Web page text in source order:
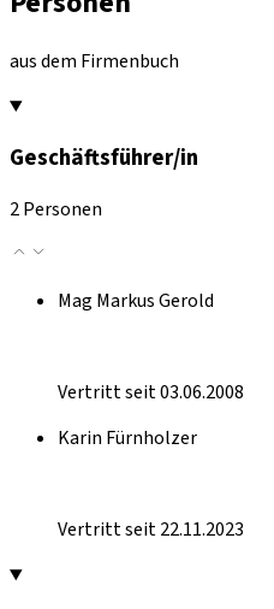
aus dem Firmenbuch
Geschäftsführer/in
2 Personen
Mag Markus Gerold
Vertritt seit 03.06.2008
Karin Fürnholzer
Vertritt seit 22.11.2023